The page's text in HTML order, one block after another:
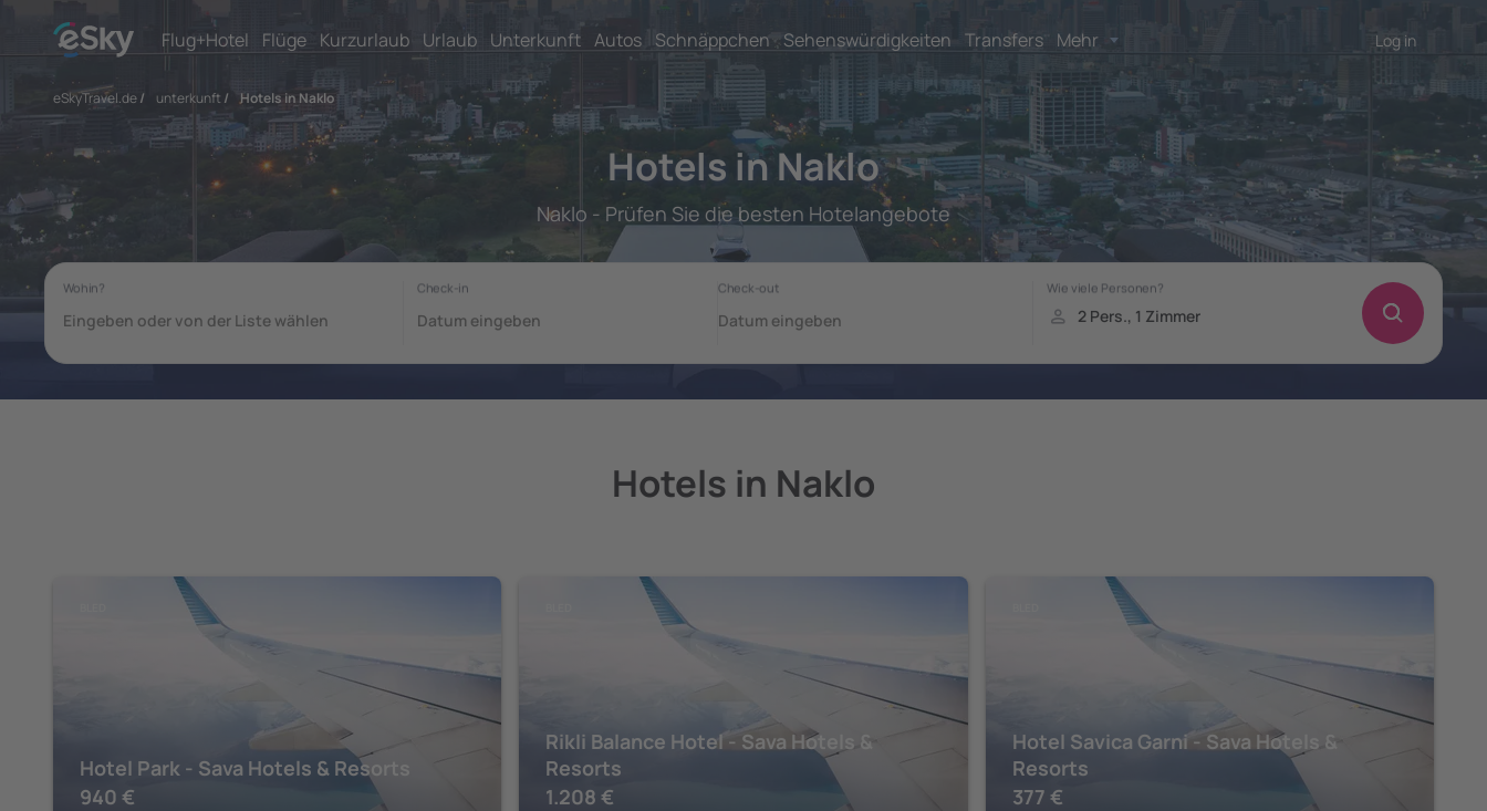
Flug+Hotel Flüge Kurzurlaub Urlaub Unterkunft Autos Schnäppchen Sehenswürdigkeiten Transfers Mehr Log in
eSkyTravel.de/ unterkunft / Hotels in Naklo
Hotels in Naklo
Naklo - Prüfen Sie die besten Hotelangebote
Hotels in Naklo
Hotel Park - Sava Hotels & Resorts
940 €
Rikli Balance Hotel - Sava Hotels &
Resorts
1.208 €
Hotel Savica Garni - Sava Hotels &
Resorts
377 €